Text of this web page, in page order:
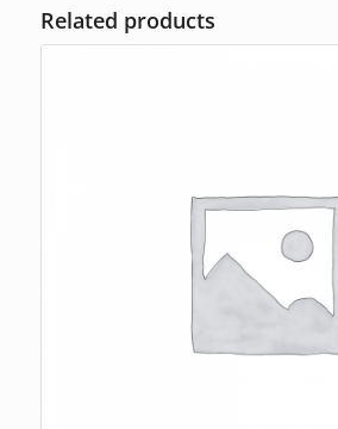
Related products